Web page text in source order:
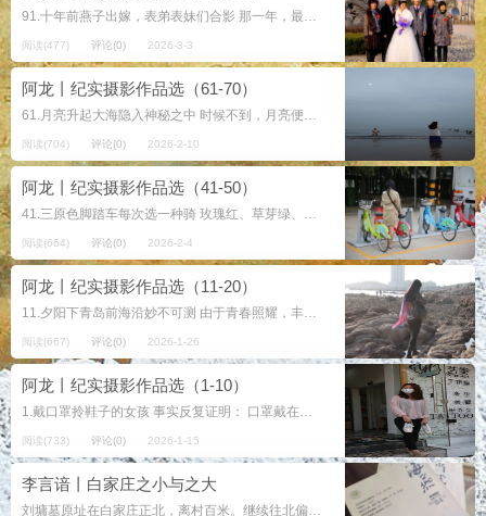
91.十年前燕子出嫁，表弟表妹们合影 那一年，最小的表妹燕子出嫁。大舅二舅家的表弟表妹聚到一起，与新郎新娘合影。大家面朝东，阳光照在每个人喜悦的脸上。2021年距离那一年刚好十周年了...
阅读(477) 评论(0) 2026-3-3
阿龙丨纪实摄影作品选（61-70）
61.月亮升起大海隐入神秘之中 时候不到，月亮便缺一块，出来的却比较早。游泳者收拾散落在海边的情绪，回归现实世界，继续从事熟悉的角色。夜晚来临，大海因为记忆让海怪出没...
阅读(704) 评论(0) 2026-2-10
阿龙丨纪实摄影作品选（41-50）
41.三原色脚踏车每次选一种骑 玫瑰红、草芽绿、天空蓝，都好看。一分犹疑、一点索思、一次择选，都正常。一个漫长的人生旅途，都要走。脚踪佳美者，一路良人伴，都如此。 2...
阅读(664) 评论(0) 2026-2-4
阿龙丨纪实摄影作品选（11-20）
11.夕阳下青岛前海沿妙不可测 由于青春照耀，丰润不是臃肿，苗条并非枯干，缓慢也似轻盈，平静富含激情……此之类不常伴人生，且随年岁添加而反转。衰老乃生命的秘术，因为不可躲避发人深思，也因生...
阅读(667) 评论(0) 2026-1-26
阿龙丨纪实摄影作品选（1-10）
1.戴口罩拎鞋子的女孩 事实反复证明： 口罩戴在脸上比鞋子穿到手上复杂得多。 下午 2021年4月17日 邵武市街拍于新建路 来自 李言谙的笔记本 2021.4.1...
阅读(733) 评论(0) 2026-1-15
李言谙丨白家庄之小与之大
刘墉墓原址在白家庄正北，离村百米。继续往北偏西不足四里狼埠岭上，是顷王冢和山阴冢，都为汉墓。若冬日萧条，无树叶等障碍物遮挡，在三十五米高的顷王冢往西可瞰刘墉老家逄戈庄、西南方潍河东岸的古石泉城和巴山、东南方刘墉墓原址和白...